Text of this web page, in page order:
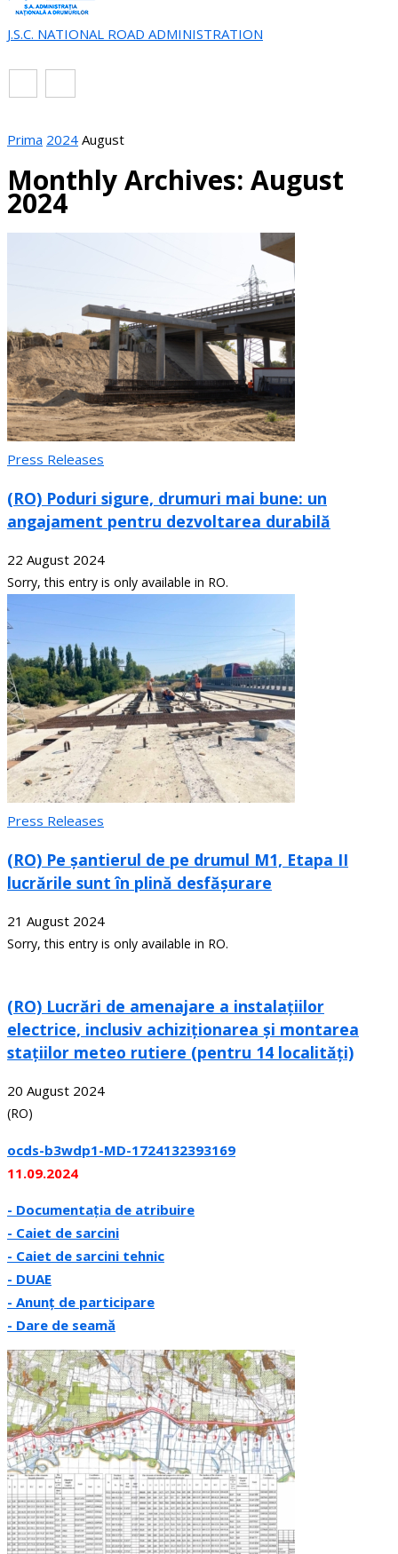
J.S.C. NATIONAL ROAD ADMINISTRATION
Prima 2024 August
Monthly Archives: August
2024
Press Releases
(RO) Poduri sigure, drumuri mai bune: un
angajament pentru dezvoltarea durabilă
22 August 2024
Sorry, this entry is only available in RO.
Press Releases
(RO) Pe șantierul de pe drumul M1, Etapa II
lucrările sunt în plină desfășurare
21 August 2024
Sorry, this entry is only available in RO.
(RO) Lucrări de amenajare a instalațiilor
electrice, inclusiv achiziționarea și montarea
stațiilor meteo rutiere (pentru 14 localități)
20 August 2024
(RO)
ocds-b3wdp1-MD-1724132393169
11.09.2024
- Documentația de atribuire
- Caiet de sarcini
- Caiet de sarcini tehnic
- DUAE
- Anunț de participare
- Dare de seamă